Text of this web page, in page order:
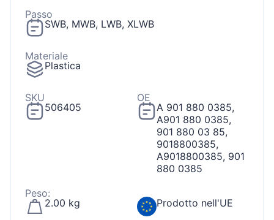
Passo
SWB, MWB, LWB, XLWB
Materiale
Plastica
SKU
506405
OE
A 901 880 0385,
A901 880 0385,
901 880 03 85,
9018800385,
A9018800385, 901
880 0385
Peso:
2.00 kg
Prodotto nell'UE